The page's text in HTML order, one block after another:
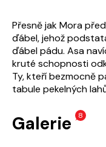
Přesně jak Mora
ďábel, jehož
ďábel pádu. Asa
kruté schopnosti
Ty, kteří bezmocně
tabule pekelných
Galerie 8